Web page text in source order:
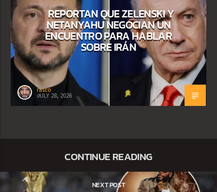
REPORTAN QUE ZELENSKI Y
NETANYAHU NEGOCIAN UN
ENCUENTRO PARA HABLAR
SOBRE IRÁN
rasco
JULY 28, 2026
CONTINUE READING
NEXT POST